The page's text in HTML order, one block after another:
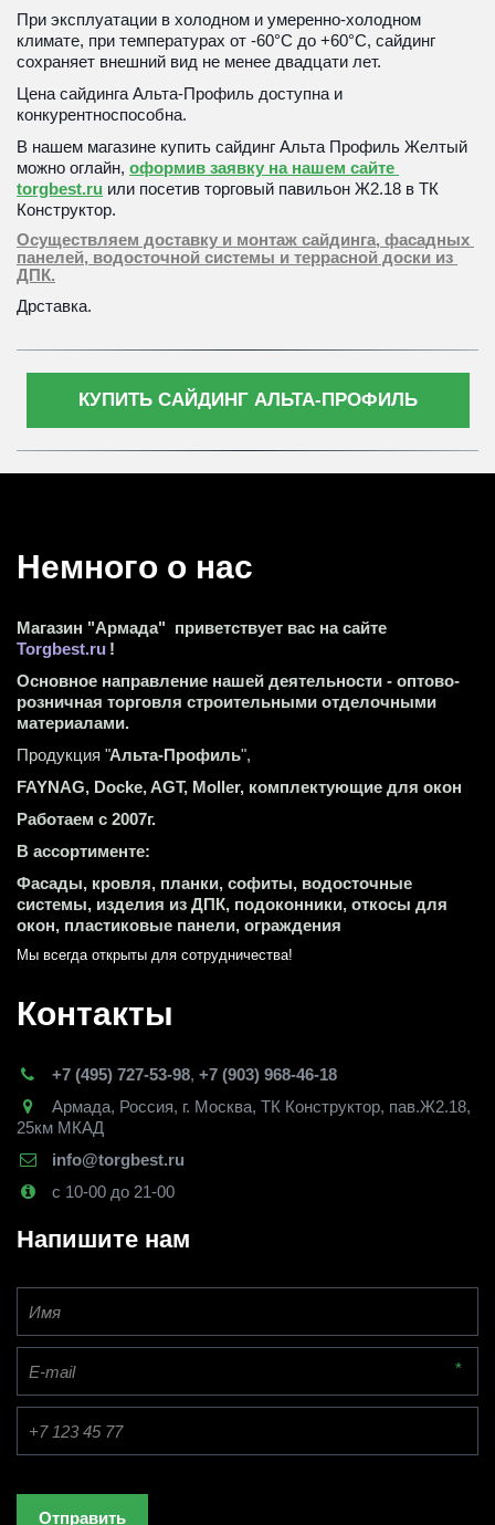
При эксплуатации в холодном и умеренно-холодном
климате, при температурах от -60°С до +60°С, сайдинг
сохраняет внешний вид не менее двадцати лет.
Цена сайдинга Альта-Профиль доступна и
конкурентноспособна.
В нашем магазине купить сайдинг Альта Профиль Желтый
можно оглайн, оформив заявку на нашем сайте
torgbest.ru или посетив торговый павильон Ж2.18 в ТК
Конструктор.
Осуществляем доставку и монтаж сайдинга, фасадных
панелей, водосточной системы и террасной доски из
ДПК.
Дрставка.
КУПИТЬ САЙДИНГ АЛЬТА-ПРОФИЛЬ
Немного о нас
Магазин "Армада"  приветствует вас на сайте
Torgbest.ru !
Основное направление нашей деятельности - оптово-
розничная торговля строительными отделочными
материалами.
Продукция "Альта-Профиль",
FAYNAG, Docke, AGT, Moller, комплектующие для окон
Работаем с 2007г.
В ассортименте:
Фасады, кровля, планки, софиты, водосточные
системы, изделия из ДПК, подоконники, откосы для
окон, пластиковые панели, ограждения
Мы всегда открыты для сотрудничества!
Контакты
+7 (495) 727-53-98, +7 (903) 968-46-18
Армада, Россия, г. Москва, ТК Конструктор, пав.Ж2.18,
25км МКАД
info@torgbest.ru
с 10-00 до 21-00
Напишите нам
*
Отправить